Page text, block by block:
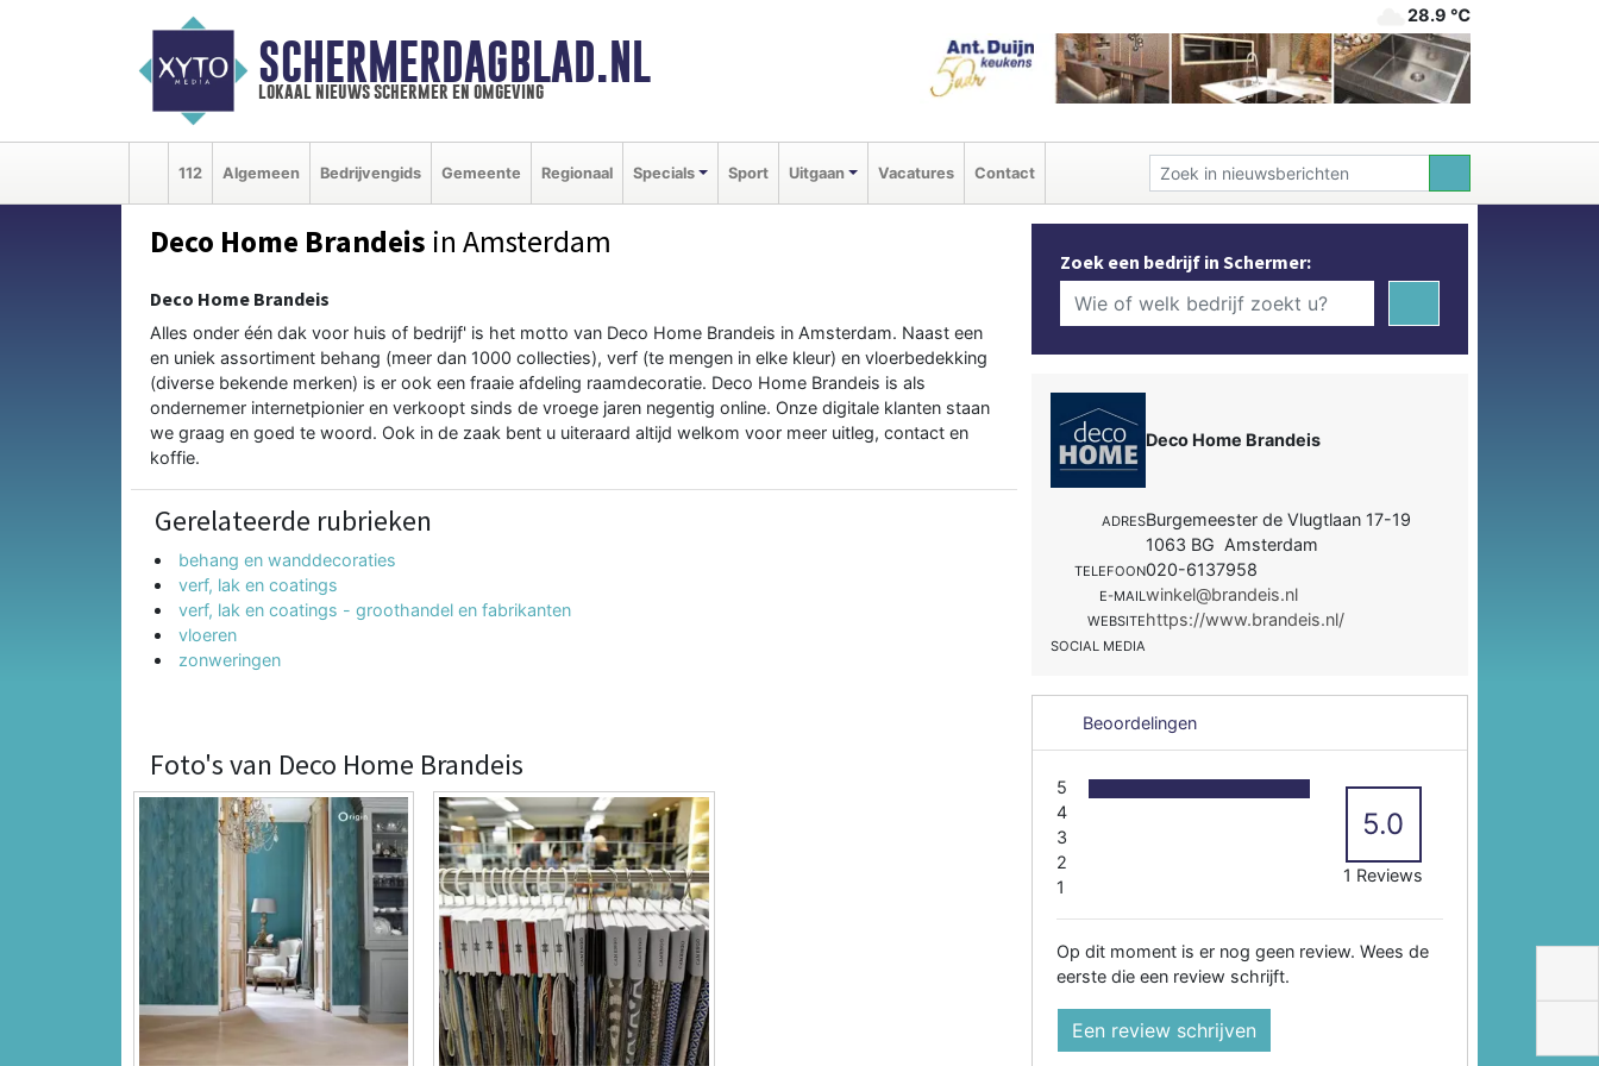
SCHERMERDAGBLAD.NL
lokaal nieuws schermer en omgeving
28.9 ℃
112 Algemeen Bedrijvengids Gemeente Regionaal Specials Sport Uitgaan Vacatures Contact
Deco Home Brandeis in Amsterdam
Deco Home Brandeis
Alles onder één dak voor huis of bedrijf' is het motto van Deco Home Brandeis in Amsterdam. Naast een
en uniek assortiment behang (meer dan 1000 collecties), verf (te mengen in elke kleur) en vloerbedekking
(diverse bekende merken) is er ook een fraaie afdeling raamdecoratie. Deco Home Brandeis is als
ondernemer internetpionier en verkoopt sinds de vroege jaren negentig online. Onze digitale klanten staan
we graag en goed te woord. Ook in de zaak bent u uiteraard altijd welkom voor meer uitleg, contact en
koffie.
Gerelateerde rubrieken
behang en wanddecoraties
verf, lak en coatings
verf, lak en coatings - groothandel en fabrikanten
vloeren
zonweringen
Foto's van Deco Home Brandeis
Zoek een bedrijf in Schermer:
Deco Home Brandeis
ADRESBurgemeester de Vlugtlaan 17-19
1063 BG Amsterdam
TELEFOON020-6137958
E-MAILwinkel@brandeis.nl
WEBSITEhttps://www.brandeis.nl/
SOCIAL MEDIA
Beoordelingen
5
4
3
2
1
5.0
1 Reviews
Op dit moment is er nog geen review. Wees de
eerste die een review schrijft.
Een review schrijven